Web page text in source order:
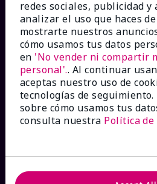
¿CÓMO PODEMOS AYUDAR?
Recibe e-mails
Contáctanos
redes sociales, publicidad
analizar el uso que haces
mostrarte nuestros
cómo usamos tus datos
en 'No vender ni compartir
personal'.. Al continuar
aceptas nuestro uso de
tecnologías de seguimiento.
sobre cómo usamos tus
consulta nuestra Política